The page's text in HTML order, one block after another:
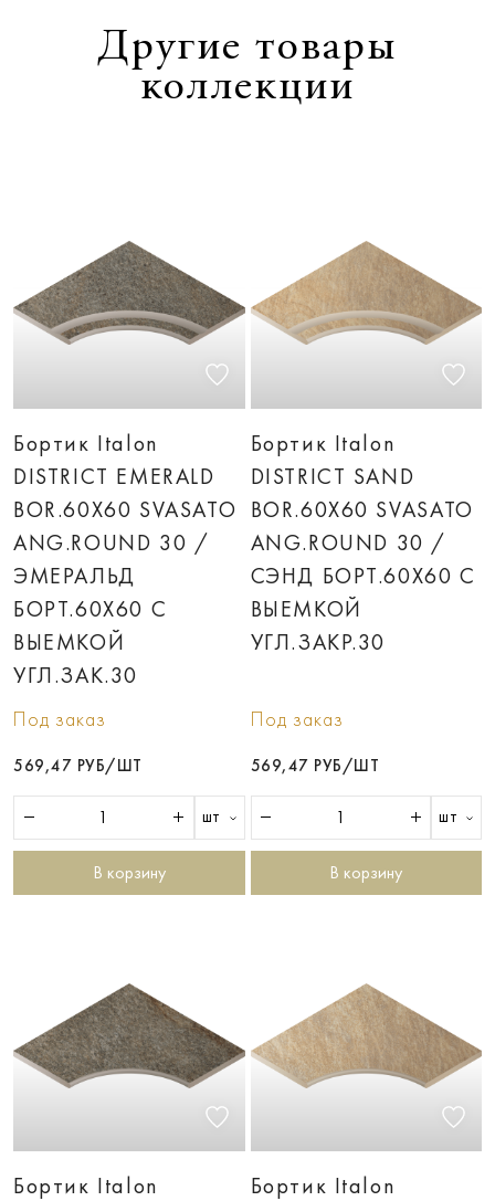
Другие товары
коллекции
Бортик Italon
DISTRICT EMERALD
BOR.60X60 SVASATO
ANG.ROUND 30 /
ЭМЕРАЛЬД
БОРT.60X60 С
ВЫЕМКОЙ
УГЛ.ЗАК.30
Под заказ
569,47 РУБ/ШТ
шт
В корзину
Бортик Italon
DISTRICT SAND
BOR.60X60 SVASATO
ANG.ROUND 30 /
СЭНД БОРT.60X60 С
ВЫЕМКОЙ
УГЛ.ЗАКР.30
Под заказ
569,47 РУБ/ШТ
шт
В корзину
Бортик Italon
Бортик Italon